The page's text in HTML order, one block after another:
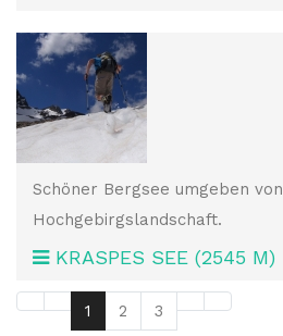
Schöner Bergsee umgeben von
Hochgebirgslandschaft.
KRASPES SEE (2545
1 2 3